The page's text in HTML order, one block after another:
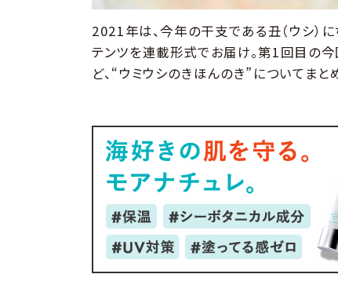
2021年は、今年の干支である丑（ウシ）
テンツを連載形式でお届け。第1回目の
ど、“ウミウシのきほんのき”についてまと